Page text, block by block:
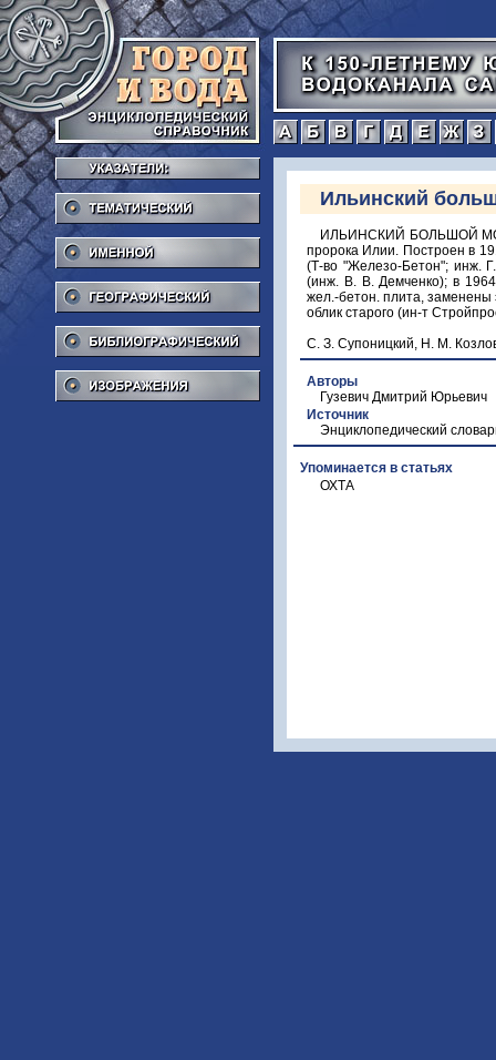
Тематический
Именной
Географический
Библиографический
Изображения
а б в г
Ильинский
ИЛЬИНСКИЙ БОЛЬШОЙ
пророка Илии. Построен в
(Т-во "Железо-Бетон"; инж.
(инж. В. В. Демченко); в
жел.-бетон. плита,
облик старого (ин-т
С. З. Супоницкий, Н. М.
Авторы
Гузевич Дмитрий Юрьевич
Источник
Энциклопедический
Упоминается в статьях
ОХТА